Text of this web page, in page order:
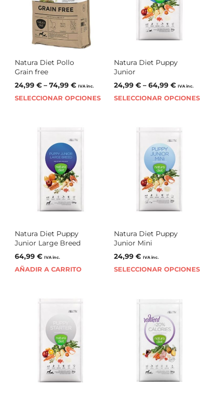
Natura Diet Pollo
Grain free
24,99 € – 74,99 € IVA inc.
SELECCIONAR OPCIONES
Natura Diet Puppy
Junior
24,99 €– 64,99 € IVA inc.
SELECCIONAR OPCIONES
Natura Diet Puppy
Junior Large Breed
64,99 € IVA inc.
AÑADIR A CARRITO
Natura Diet Puppy
Junior Mini
24,99 € IVA inc.
SELECCIONAR OPCIONES